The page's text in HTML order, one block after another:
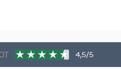
4,5/5